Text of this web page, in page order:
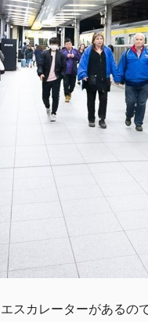
スカレーターがあるの